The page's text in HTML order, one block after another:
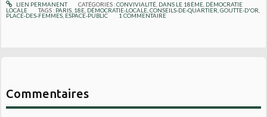
LIEN PERMANENT CATÉGORIES :CONVIVIALITÉ, DANS LE 18ÈME, DÉMOCRATIE
LOCALE
TAGS : PARIS, 18E, DÉMOCRATIE-LOCALE,CONSEILS-DE-QUARTIER,GOUTTE-D'OR,
PLACE-DES-FEMMES, ESPACE-PUBLIC 1COMMENTAIRE
Commentaires